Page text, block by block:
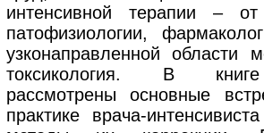
интенсивной терапии – от
патофизиологии,
узконаправленной области
токсикология. В
рассмотрены основные
практике врача-